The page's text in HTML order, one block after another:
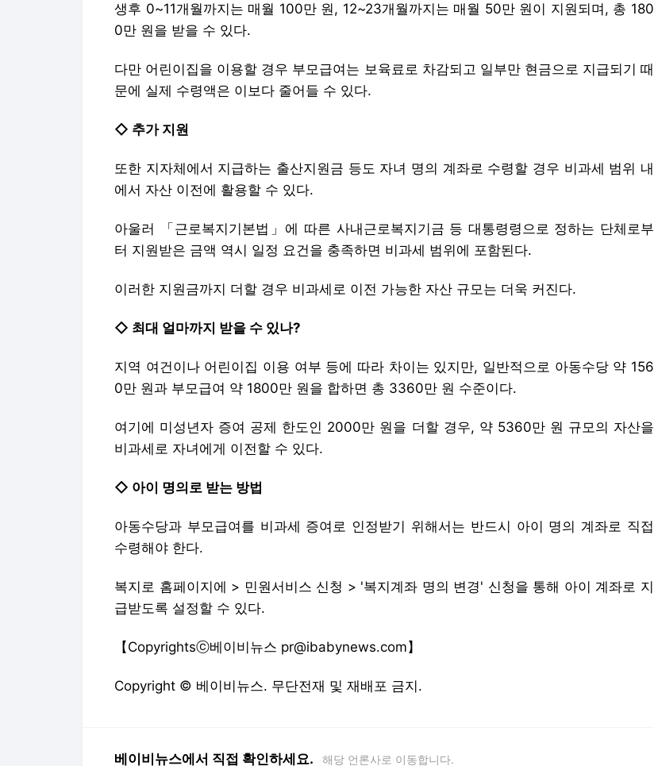
생후 0~11개월까지는 매월 100만 원, 12~23개월까지는 매월 50만 원이 지원되며, 총 180
0만 원을 받을 수 있다.
다만 어린이집을 이용할 경우 부모급여는 보육료로 차감되고 일부만 현금으로 지급되기 때
문에 실제 수령액은 이보다 줄어들 수 있다.
◇ 추가 지원
또한 지자체에서 지급하는 출산지원금 등도 자녀 명의 계좌로 수령할 경우 비과세 범위 내
에서 자산 이전에 활용할 수 있다.
아울러 「근로복지기본법」에 따른 사내근로복지기금 등 대통령령으로 정하는 단체로부
터 지원받은 금액 역시 일정 요건을 충족하면 비과세 범위에 포함된다.
이러한 지원금까지 더할 경우 비과세로 이전 가능한 자산 규모는 더욱 커진다.
◇ 최대 얼마까지 받을 수 있나?
지역 여건이나 어린이집 이용 여부 등에 따라 차이는 있지만, 일반적으로 아동수당 약 156
0만 원과 부모급여 약 1800만 원을 합하면 총 3360만 원 수준이다.
여기에 미성년자 증여 공제 한도인 2000만 원을 더할 경우, 약 5360만 원 규모의 자산을
비과세로 자녀에게 이전할 수 있다.
◇ 아이 명의로 받는 방법
아동수당과 부모급여를 비과세 증여로 인정받기 위해서는 반드시 아이 명의 계좌로 직접
수령해야 한다.
복지로 홈페이지에 > 민원서비스 신청 > '복지계좌 명의 변경' 신청을 통해 아이 계좌로 지
급받도록 설정할 수 있다.
【Copyrightsⓒ베이비뉴스 pr@ibabynews.com】
Copyright © 베이비뉴스. 무단전재 및 재배포 금지.
베이비뉴스에서 직접 확인하세요. 해당 언론사로 이동합니다.